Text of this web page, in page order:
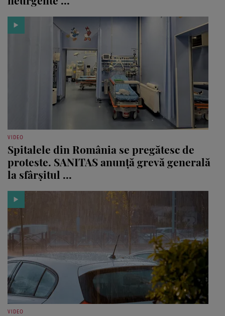
VIDEO
Spitalele din România se pregătesc de
proteste. SANITAS anunță grevă generală
la sfârșitul ...
VIDEO